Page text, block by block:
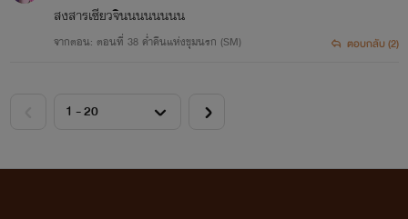
สงสารเซียวจินนนนนนนน
จากตอน: ตอนที่ 38 ค่ำคืนแห่งขุมนรก (SM) ตอบกลับ (2)